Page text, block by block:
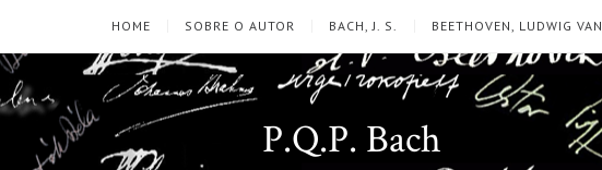
HOME SOBRE O AUTOR BACH, J. S. BEETHOVEN, LUDWIG VAN
P.Q.P. Bach